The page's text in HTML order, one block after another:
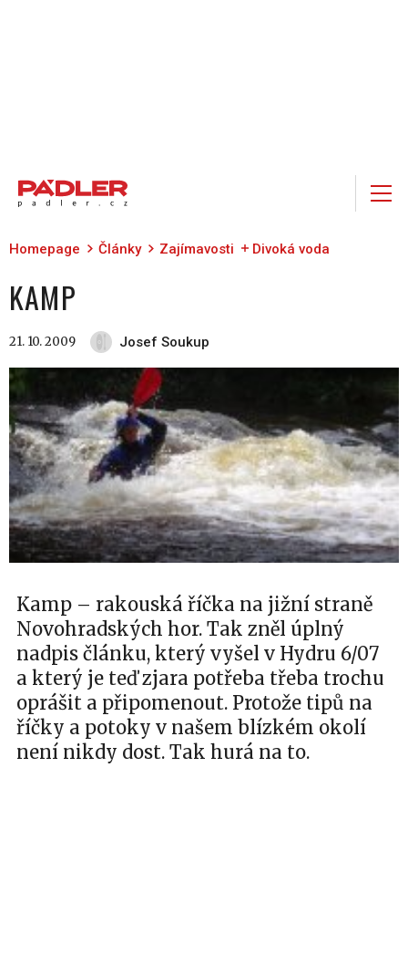
Homepage Články Zajímavosti Divoká voda
KAMP
21. 10. 2009 Josef Soukup
Kamp – rakouská říčka na jižní straně
Novohradských hor. Tak zněl úplný
nadpis článku, který vyšel v Hydru 6/07
a který je teď zjara potřeba třeba trochu
oprášit a připomenout. Protože tipů na
říčky a potoky v našem blízkém okolí
není nikdy dost. Tak hurá na to.